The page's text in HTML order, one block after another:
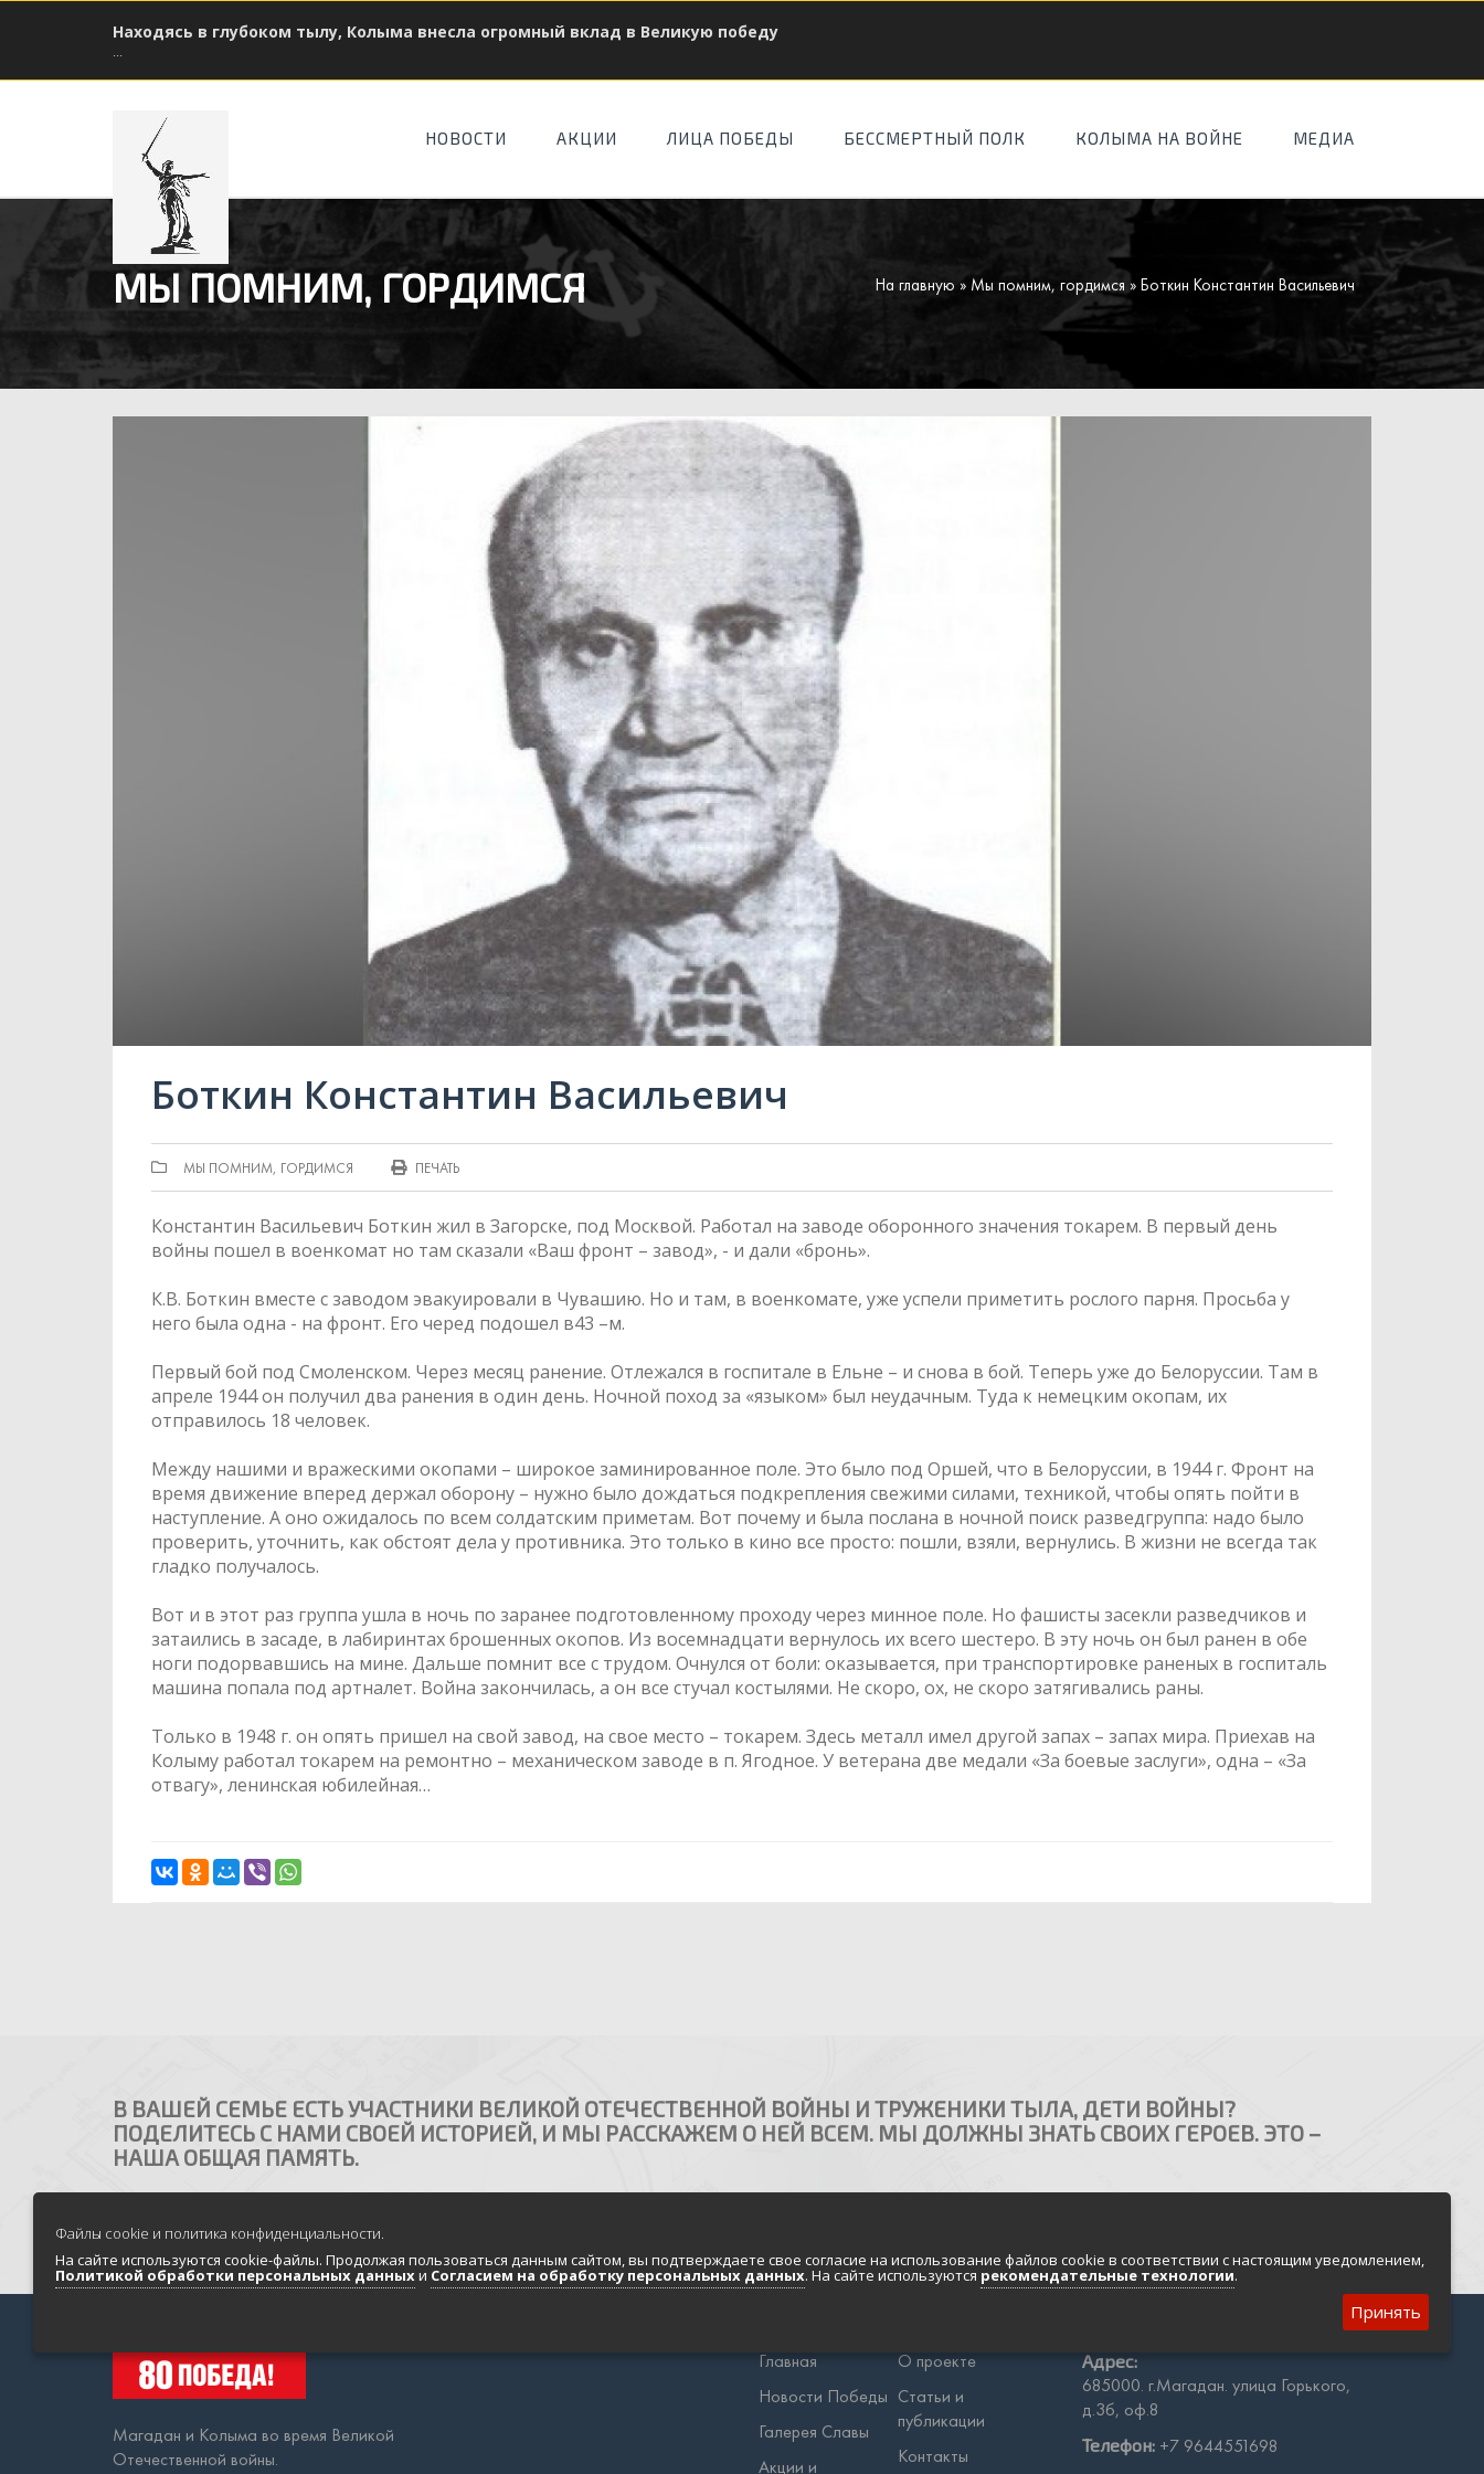
Находясь в глубоком тылу, Колыма внесла огромный вклад в Великую победу
...
НОВОСТИ АКЦИИ ЛИЦА ПОБЕДЫ БЕССМЕРТНЫЙ ПОЛК КОЛЫМА НА ВОЙНЕ МЕДИА
МЫ ПОМНИМ, ГОРДИМСЯ На главную » Мы помним, гордимся » Боткин Константин Васильевич
Боткин Константин Васильевич
МЫ ПОМНИМ, ГОРДИМСЯ ПЕЧАТЬ
Константин Васильевич Боткин жил в Загорске, под Москвой. Работал на заводе оборонного значения токарем. В первый день
войны пошел в военкомат но там сказали «Ваш фронт – завод», - и дали «бронь».
К.В. Боткин вместе с заводом эвакуировали в Чувашию. Но и там, в военкомате, уже успели приметить рослого парня. Просьба у
него была одна - на фронт. Его черед подошел в43 –м.
Первый бой под Смоленском. Через месяц ранение. Отлежался в госпитале в Ельне – и снова в бой. Теперь уже до Белоруссии. Там в
апреле 1944 он получил два ранения в один день. Ночной поход за «языком» был неудачным. Туда к немецким окопам, их
отправилось 18 человек.
Между нашими и вражескими окопами – широкое заминированное поле. Это было под Оршей, что в Белоруссии, в 1944 г. Фронт на
время движение вперед держал оборону – нужно было дождаться подкрепления свежими силами, техникой, чтобы опять пойти в
наступление. А оно ожидалось по всем солдатским приметам. Вот почему и была послана в ночной поиск разведгруппа: надо было
проверить, уточнить, как обстоят дела у противника. Это только в кино все просто: пошли, взяли, вернулись. В жизни не всегда так
гладко получалось.
Вот и в этот раз группа ушла в ночь по заранее подготовленному проходу через минное поле. Но фашисты засекли разведчиков и
затаились в засаде, в лабиринтах брошенных окопов. Из восемнадцати вернулось их всего шестеро. В эту ночь он был ранен в обе
ноги подорвавшись на мине. Дальше помнит все с трудом. Очнулся от боли: оказывается, при транспортировке раненых в госпиталь
машина попала под артналет. Война закончилась, а он все стучал костылями. Не скоро, ох, не скоро затягивались раны.
Только в 1948 г. он опять пришел на свой завод, на свое место – токарем. Здесь металл имел другой запах – запах мира. Приехав на
Колыму работал токарем на ремонтно – механическом заводе в п. Ягодное. У ветерана две медали «За боевые заслуги», одна – «За
отвагу», ленинская юбилейная…
В ВАШЕЙ СЕМЬЕ ЕСТЬ УЧАСТНИКИ ВЕЛИКОЙ ОТЕЧЕСТВЕННОЙ ВОЙНЫ И ТРУЖЕНИКИ ТЫЛА, ДЕТИ ВОЙНЫ?
ПОДЕЛИТЕСЬ С НАМИ СВОЕЙ ИСТОРИЕЙ, И МЫ РАССКАЖЕМ О НЕЙ ВСЕМ. МЫ ДОЛЖНЫ ЗНАТЬ СВОИХ ГЕРОЕВ. ЭТО –
НАША ОБЩАЯ ПАМЯТЬ.
НАПИСАТЬ НАМ
Магадан и Колыма во время Великой
Отечественной войны.
Главная
Новости Победы
Галерея Славы
Акции и
О проекте
Статьи и
публикации
Контакты
Адрес:
685000. г.Магадан. улица Горького,
д.3б, оф.8
Телефон: +7 9644551698
Файлы cookie и политика конфиденциальности.
На сайте используются cookie-файлы. Продолжая пользоваться данным сайтом, вы подтверждаете свое согласие на использование файлов cookie в соответствии с настоящим уведомлением,
Политикой обработки персональных данныхи Согласием на обработку персональных данных. На сайте используются рекомендательные технологии.
Принять